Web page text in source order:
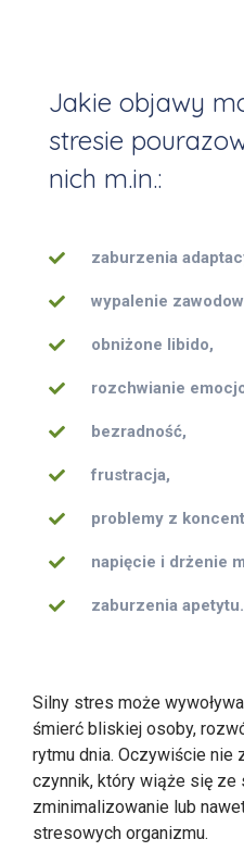
Jakie objawy
stresie
nich m.in.:
zaburzenia
wypalenie
obniżone libido,
rozchwianie
bezradność,
frustracja,
problemy z
napięcie i drżenie
zaburzenia apetytu.
Silny stres może
śmierć bliskiej osoby,
rytmu dnia. Oczywiście nie
czynnik, który wiąże się
zminimalizowanie lub
stresowych organizmu.